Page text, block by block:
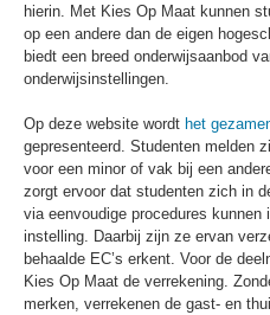
hierin. Met Kies Op Maat kunnen
op een andere dan de eigen
biedt een breed onderwijsaanbod
onderwijsinstellingen.
Op deze website wordt het
gepresenteerd. Studenten melden
voor een minor of vak bij een
zorgt ervoor dat studenten zich in
via eenvoudige procedures kunnen
instelling. Daarbij zijn ze ervan
behaalde EC’s erkent. Voor de
Kies Op Maat de verrekening.
merken, verrekenen de gast- en